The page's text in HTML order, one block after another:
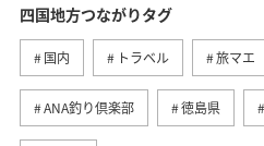
四国地方つながりタグ
国内 トラベル 旅マエ
ANA釣り倶楽部 徳島県